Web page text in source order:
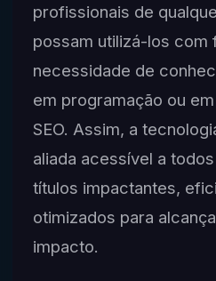
profissionais de
possam utilizá-los com
necessidade de
em programação ou
SEO. Assim, a
aliada acessível a
títulos impactantes,
otimizados para
impacto.